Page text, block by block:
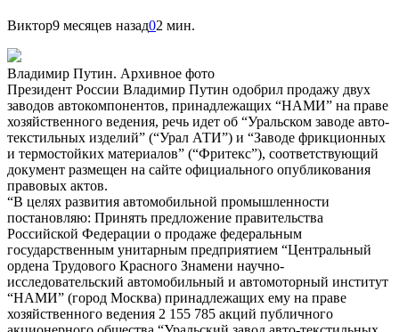
Виктор9 месяцев назад02 мин.
Владимир Путин. Архивное фото
Президент России Владимир Путин одобрил продажу двух
заводов автокомпонентов, принадлежащих “НАМИ” на праве
хозяйственного ведения, речь идет об “Уральском заводе авто-
текстильных изделий” (“Урал АТИ”) и “Заводе фрикционных
и термостойких материалов” (“Фритекс”), соответствующий
документ размещен на сайте официального опубликования
правовых актов.
“В целях развития автомобильной промышленности
постановляю: Принять предложение правительства
Российской Федерации о продаже федеральным
государственным унитарным предприятием “Центральный
ордена Трудового Красного Знамени научно-
исследовательский автомобильный и автомоторный институт
“НАМИ” (город Москва) принадлежащих ему на праве
хозяйственного ведения 2 155 785 акций публичного